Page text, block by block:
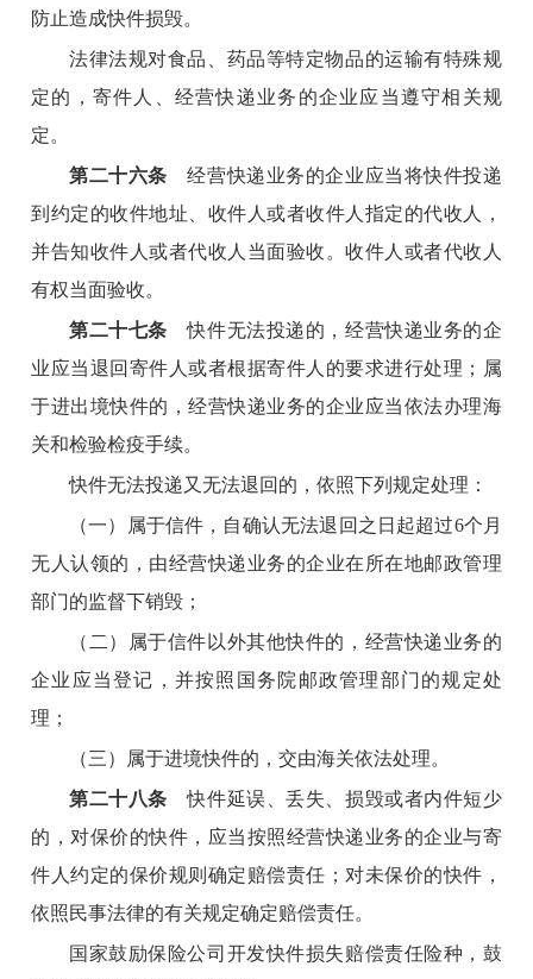
防止造成快件损毁。
法律法规对食品、药品等特定物品的运输有特殊规
定的，寄件人、经营快递业务的企业应当遵守相关规
定。
第二十六条 经营快递业务的企业应当将快件投递
到约定的收件地址、收件人或者收件人指定的代收人，
并告知收件人或者代收人当面验收。收件人或者代收人
有权当面验收。
第二十七条 快件无法投递的，经营快递业务的企
业应当退回寄件人或者根据寄件人的要求进行处理；属
于进出境快件的，经营快递业务的企业应当依法办理海
关和检验检疫手续。
快件无法投递又无法退回的，依照下列规定处理：
（一）属于信件，自确认无法退回之日起超过6个月
无人认领的，由经营快递业务的企业在所在地邮政管理
部门的监督下销毁；
（二）属于信件以外其他快件的，经营快递业务的
企业应当登记，并按照国务院邮政管理部门的规定处
理；
（三）属于进境快件的，交由海关依法处理。
第二十八条 快件延误、丢失、损毁或者内件短少
的，对保价的快件，应当按照经营快递业务的企业与寄
件人约定的保价规则确定赔偿责任；对未保价的快件，
依照民事法律的有关规定确定赔偿责任。
国家鼓励保险公司开发快件损失赔偿责任险种，鼓